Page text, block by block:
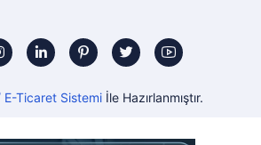
E-Ticaret Sistemiİle Hazırlanmıştır.